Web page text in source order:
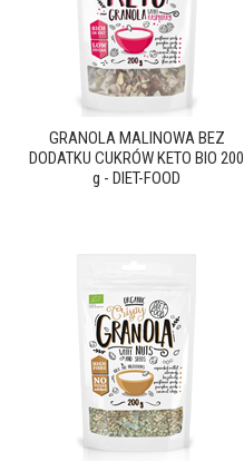
GRANOLA MALINOWA BEZ
DODATKU CUKRÓW KETO BIO 200
g - DIET-FOOD